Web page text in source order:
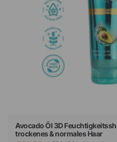
Avocado Öl 3D
trockenes & normales Haar